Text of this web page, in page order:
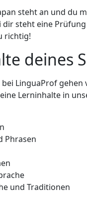
steht an und du
dir steht eine
richtig!
deines
LinguaProf
Lerninhalte in
Phrasen
und Traditionen